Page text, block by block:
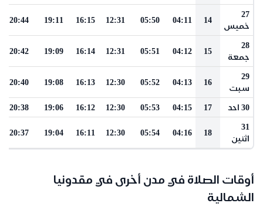
27
خميس
14
04:11
05:50
12:31
16:15
19:11
20:44
28
جمعة
15
04:12
05:51
12:31
16:14
19:09
20:42
29
سبت
16
04:13
05:52
12:30
16:13
19:08
20:40
30 احد 17
04:15
05:53
12:30
16:12
19:06
20:38
31
اثنين
18
04:16
05:54
12:30
16:11
19:04
20:37
أوقات الصلاة في مدن أخرى في مقدونيا
الشمالية